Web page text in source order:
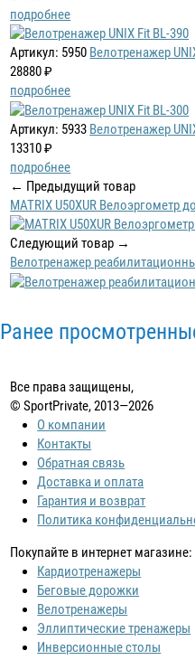
подробнее
Артикул: 5950 Велотренажер
28880 ₽
подробнее
Артикул: 5933 Велотренажер
13310 ₽
подробнее
← Предыдущий товар
MATRIX U50XUR Велоэргометр
Следующий товар →
Велотренажер
Ранее
Все права защищены,
© SportPrivate, 2013—2026
О компании
Контакты
Обратная связь
Доставка и оплата
Гарантия и возврат
Политика
Покупайте в интернет магазине:
Кардиотренажеры
Беговые дорожки
Велотренажеры
Эллиптические тренажеры
Инверсионные столы